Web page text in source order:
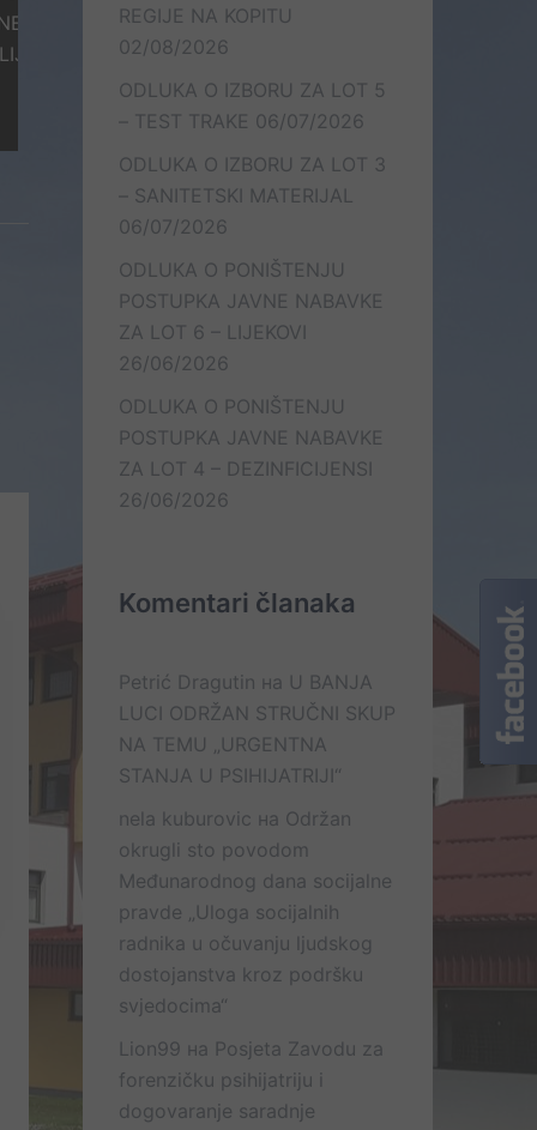
ZA
REGIJE NA KOPITU
02/08/2026
ODLUKA O IZBORU ZA LOT 5
– TEST TRAKE 06/07/2026
ODLUKA O IZBORU ZA LOT 3
– SANITETSKI MATERIJAL
06/07/2026
ODLUKA O PONIŠTENJU
POSTUPKA JAVNE NABAVKE
ZA LOT 6 – LIJEKOVI
26/06/2026
ODLUKA O PONIŠTENJU
POSTUPKA JAVNE NABAVKE
ZA LOT 4 – DEZINFICIJENSI
26/06/2026
Komentari članaka
Petrić Dragutin на U BANJA
LUCI ODRŽAN STRUČNI SKUP
NA TEMU „URGENTNA
STANJA U PSIHIJATRIJI“
nela kuburovic на Održan
okrugli sto povodom
Međunarodnog dana socijalne
pravde „Uloga socijalnih
radnika u očuvanju ljudskog
dostojanstva kroz podršku
svjedocima“
Lion99 на Posjeta Zavodu za
forenzičku psihijatriju i
dogovaranje saradnje